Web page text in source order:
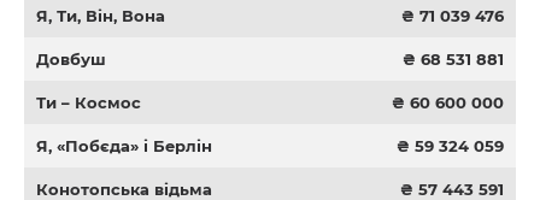
Я, Ти, Він, Вона ₴ 71 039 476
Довбуш ₴ 68 531 881
Ти – Космос ₴ 60 600 000
Я, «Побєда» і Берлін ₴ 59 324 059
Конотопська відьма ₴ 57 443 591